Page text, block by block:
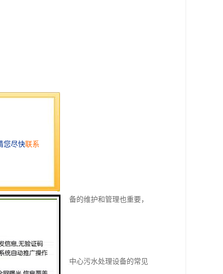
合考虑。此外，设备的维护和管理也重要，
染。以下是一些急救中心污水处理设备的常见